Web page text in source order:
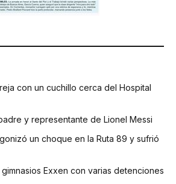
con un cuchillo cerca del Hospital
y representante de Lionel Messi
un choque en la Ruta 89 y sufrió
Exxen con varias detenciones